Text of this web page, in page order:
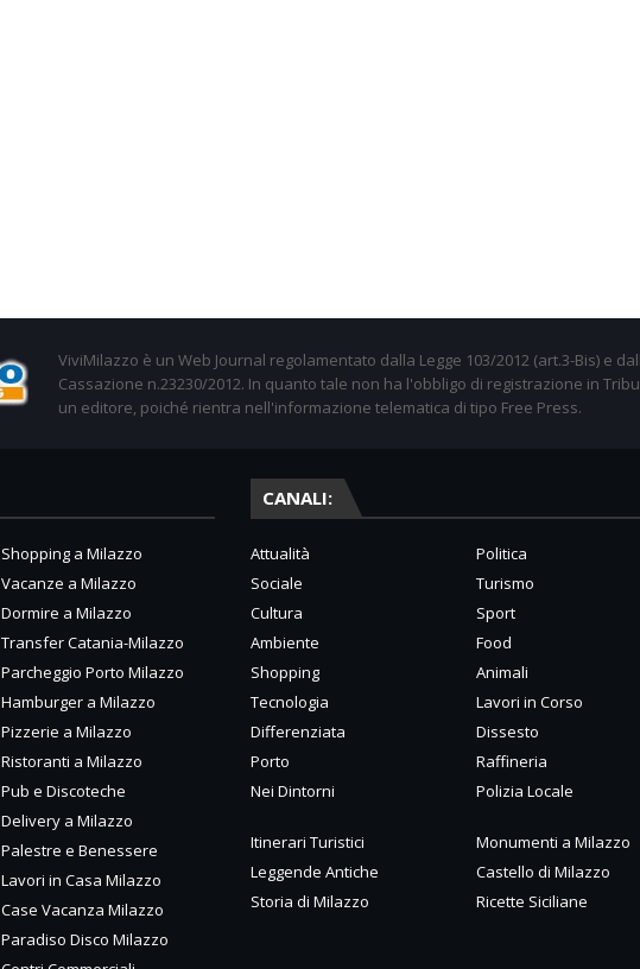
ViviMilazzo è un Web Journal regolamentato dalla Legge 103/2012 (art.3-Bis) e
Cassazione n.23230/2012. In quanto tale non ha l'obbligo di registrazione in
un editore, poiché rientra nell'informazione telematica di tipo Free Press.
Shopping a Milazzo
Vacanze a Milazzo
Dormire a Milazzo
Transfer Catania-Milazzo
Parcheggio Porto Milazzo
Hamburger a Milazzo
Pizzerie a Milazzo
Ristoranti a Milazzo
Pub e Discoteche
Delivery a Milazzo
Palestre e Benessere
Lavori in Casa Milazzo
Case Vacanza Milazzo
Paradiso Disco Milazzo
CANALI:
Attualità
Politica
Sociale
Turismo
Cultura
Sport
Ambiente
Food
Shopping
Animali
Tecnologia
Lavori in Corso
Differenziata
Dissesto
Porto
Raffineria
Nei Dintorni
Polizia Locale
Itinerari Turistici
Monumenti a Milazzo
Leggende Antiche
Castello di Milazzo
Storia di Milazzo
Ricette Siciliane